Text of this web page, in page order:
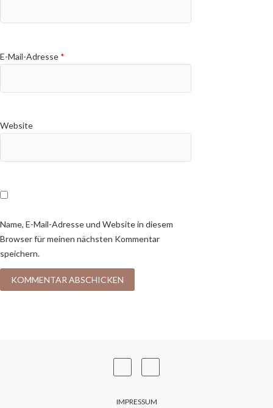
E-Mail-Adresse *
Website
Name, E-Mail-Adresse und Website in diesem
Browser für meinen nächsten Kommentar
speichern.
IMPRESSUM